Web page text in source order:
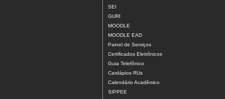
SEI
GURI
MOODLE
MOODLE EAD
Painel de Serviços
Certificados Eletrônicos
Guia Telefônico
Cardápios RUs
Calendário Acadêmico
SIPPEE